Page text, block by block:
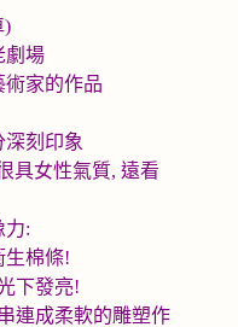
)
劇場
家的作品
刻印象
具女性氣質, 遠看
力:
生棉條!
下發亮!
連成柔軟的雕塑作